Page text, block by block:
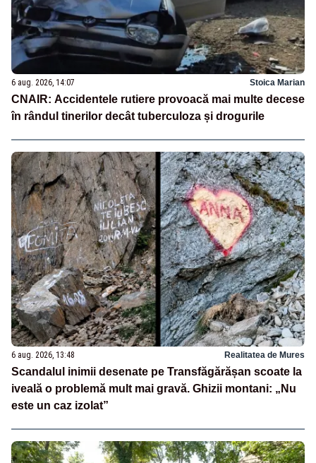
6 aug. 2026, 14:07 Stoica Marian
CNAIR: Accidentele rutiere provoacă mai multe decese
în rândul tinerilor decât tuberculoza și drogurile
6 aug. 2026, 13:48 Realitatea de Mures
Scandalul inimii desenate pe Transfăgărășan scoate la
iveală o problemă mult mai gravă. Ghizii montani: „Nu
este un caz izolat”